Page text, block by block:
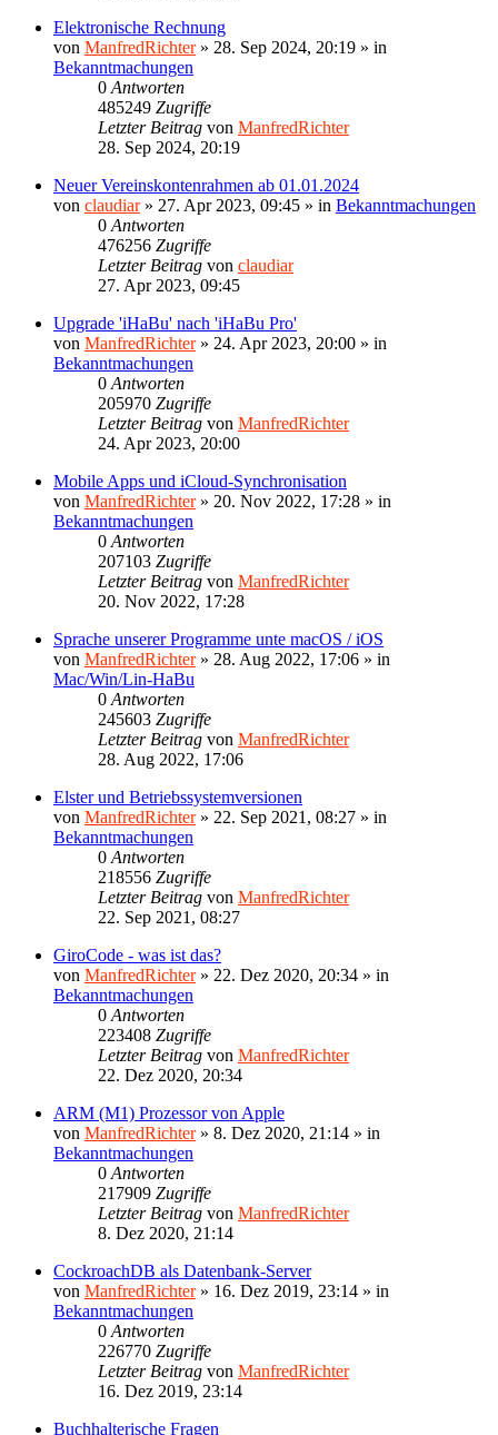
Elektronische Rechnung
von ManfredRichter» 28. Sep 2024, 20:19 » in
Bekanntmachungen
0 Antworten
485249 Zugriffe
Letzter Beitrag von ManfredRichter
28. Sep 2024, 20:19
Neuer Vereinskontenrahmen ab 01.01.2024
von claudiar» 27. Apr 2023, 09:45 » in Bekanntmachungen
0 Antworten
476256 Zugriffe
Letzter Beitrag von claudiar
27. Apr 2023, 09:45
Upgrade 'iHaBu' nach 'iHaBu Pro'
von ManfredRichter» 24. Apr 2023, 20:00 » in
Bekanntmachungen
0 Antworten
205970 Zugriffe
Letzter Beitrag von ManfredRichter
24. Apr 2023, 20:00
Mobile Apps und iCloud-Synchronisation
von ManfredRichter» 20. Nov 2022, 17:28 » in
Bekanntmachungen
0 Antworten
207103 Zugriffe
Letzter Beitrag von ManfredRichter
20. Nov 2022, 17:28
Sprache unserer Programme unte macOS / iOS
von ManfredRichter» 28. Aug 2022, 17:06 » in
Mac/Win/Lin-HaBu
0 Antworten
245603 Zugriffe
Letzter Beitrag von ManfredRichter
28. Aug 2022, 17:06
Elster und Betriebssystemversionen
von ManfredRichter» 22. Sep 2021, 08:27 » in
Bekanntmachungen
0 Antworten
218556 Zugriffe
Letzter Beitrag von ManfredRichter
22. Sep 2021, 08:27
GiroCode - was ist das?
von ManfredRichter» 22. Dez 2020, 20:34 » in
Bekanntmachungen
0 Antworten
223408 Zugriffe
Letzter Beitrag von ManfredRichter
22. Dez 2020, 20:34
ARM (M1) Prozessor von Apple
von ManfredRichter» 8. Dez 2020, 21:14 » in
Bekanntmachungen
0 Antworten
217909 Zugriffe
Letzter Beitrag von ManfredRichter
8. Dez 2020, 21:14
CockroachDB als Datenbank-Server
von ManfredRichter» 16. Dez 2019, 23:14 » in
Bekanntmachungen
0 Antworten
226770 Zugriffe
Letzter Beitrag von ManfredRichter
16. Dez 2019, 23:14
Buchhalterische Fragen